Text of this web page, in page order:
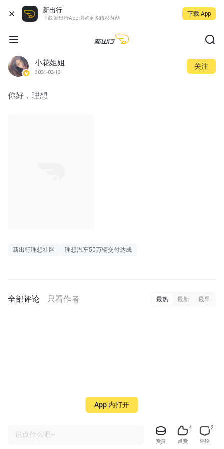
新出行
下载 新出行App 浏览更多精彩内容
下载 App
小花姐姐
2024-02-13
关注
你好，理想
新出行理想社区 理想汽车50万辆交付达成
全部评论 只看作者 最热 最新 最早
说点什么吧~
赞赏
4
点赞
2
评论
App 内打开